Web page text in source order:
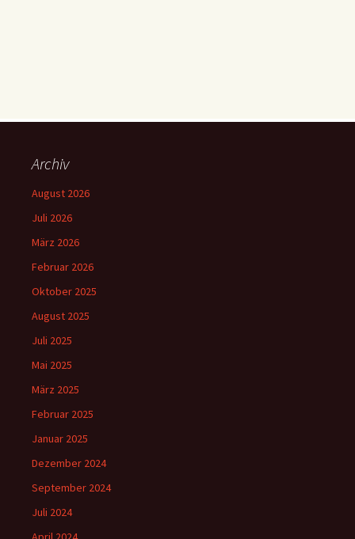
Archiv
August 2026
Juli 2026
März 2026
Februar 2026
Oktober 2025
August 2025
Juli 2025
Mai 2025
März 2025
Februar 2025
Januar 2025
Dezember 2024
September 2024
Juli 2024